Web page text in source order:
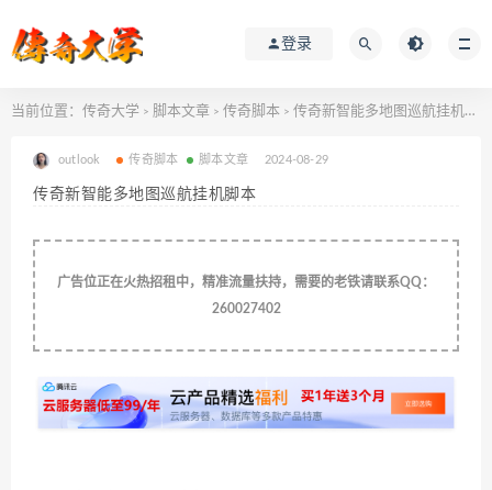
登录
当前位置： 传奇大学 > 脚本文章 > 传奇脚本 > 传奇新智能多地图巡航挂机脚本
outlook 传奇脚本 脚本文章 2024-08-29
传奇新智能多地图巡航挂机脚本
广告位正在火热招租中，精准流量扶持，需要的老铁请联系QQ：
260027402